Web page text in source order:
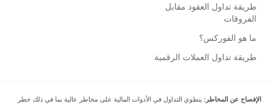
طريقة تداول العقود مقابل
الفروقات
ما هو الفوركس؟
طريقة تداول العملات الرقمية
الإفصاح عن المخاطر: ينطوي التداول في الأدوات المالية على مخاطر عالية بما في ذلك خطر